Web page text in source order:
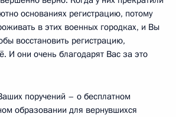
основаниях регистрацию, потому
в этих военных городках, и Вы
восстановить регистрацию,
И они очень благодарят Вас за это
поручений – о бесплатном
образовании для вернувшихся